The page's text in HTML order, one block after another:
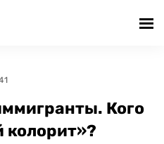
Кого
колорит»?